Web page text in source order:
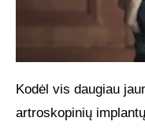
Kodėl vis daugiau
artroskopinių